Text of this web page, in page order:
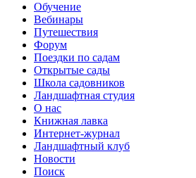
Обучение
Вебинары
Путешествия
Форум
Поездки по садам
Открытые сады
Школа садовников
Ландшафтная студия
О нас
Книжная лавка
Интернет-журнал
Ландшафтный клуб
Новости
Поиск